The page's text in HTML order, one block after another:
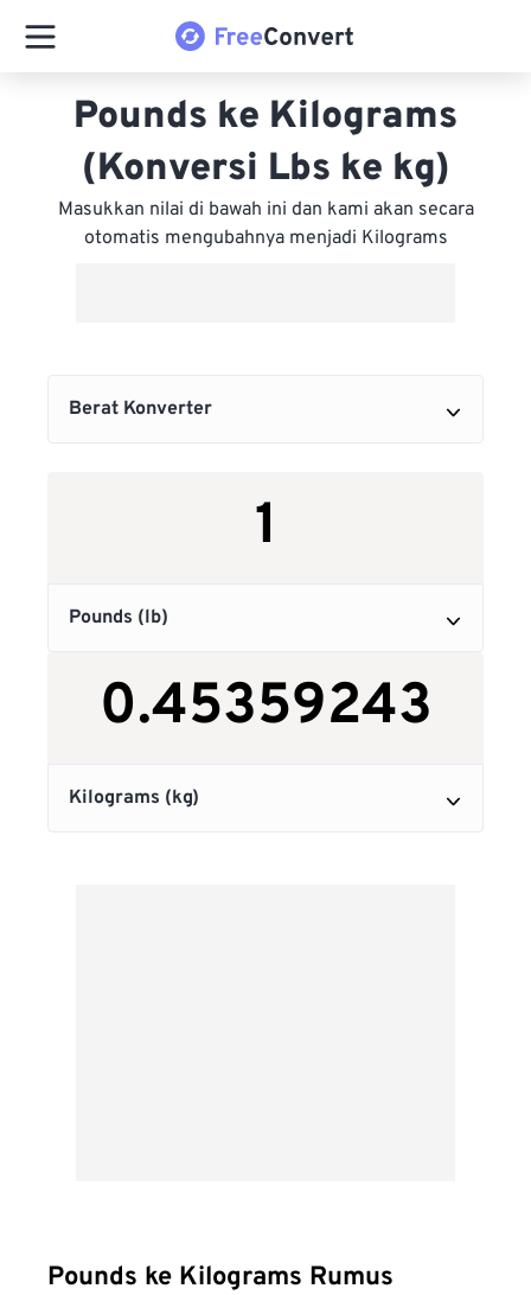
Pounds ke Kilograms
(Konversi Lbs ke kg)
Masukkan nilai di bawah ini dan kami akan secara
otomatis mengubahnya menjadi Kilograms
Pounds ke Kilograms Rumus